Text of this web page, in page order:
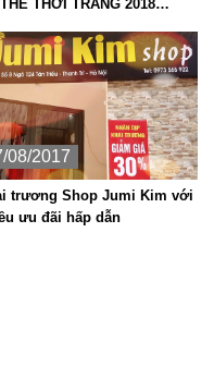
THỜI TRANG 2018
08/2017
trương Shop Jumi Kim với
ưu đãi hấp dẫn